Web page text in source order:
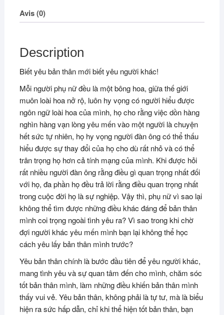
Avis (0)
Description
Biết yêu bản thân mới biết yêu người khác!
Mỗi người phụ nữ đều là một bông hoa, giữa thế giới
muôn loài hoa nở rộ, luôn hy vọng có người hiểu được
ngôn ngữ loài hoa của mình, họ cho rằng việc dồn hàng
nghìn hàng vạn lòng yêu mến vào một người là chuyện
hết sức tự nhiên, họ hy vọng người đàn ông có thể thấu
hiểu được sự thay đổi của họ cho dù rất nhỏ và có thể
trân trọng họ hơn cả tính mạng của mình. Khi được hỏi
rất nhiều người đàn ông rằng điều gì quan trọng nhất đối
với họ, đa phần họ đều trả lời rằng điều quan trọng nhất
trong cuộc đời họ là sự nghiệp. Vậy thì, phụ nữ vì sao lại
không thể tìm được những điều khác đáng để bản thân
mình coi trọng ngoài tình yêu ra? Vì sao trong khi chờ
đợi người khác yêu mến mình bạn lại không thể học
cách yêu lấy bản thân mình trước?
Yêu bản thân chính là bước đầu tiên để yêu người khác,
mang tình yêu và sự quan tâm đến cho mình, chăm sóc
tốt bản thân mình, làm những điều khiến bản thân mình
thấy vui vẻ. Yêu bản thân, không phải là tự tư, mà là biểu
hiện ra sức hấp dẫn, chỉ khi thể hiện tốt bản thân, bạn